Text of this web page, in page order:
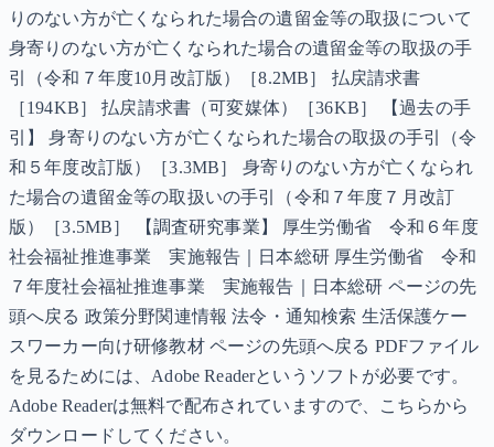
りのない方が亡くなられた場合の遺留金等の取扱について
身寄りのない方が亡くなられた場合の遺留金等の取扱の手
引（令和７年度10月改訂版）［8.2MB］ 払戻請求書
［194KB］ 払戻請求書（可変媒体）［36KB］ 【過去の手
引】 身寄りのない方が亡くなられた場合の取扱の手引（令
和５年度改訂版）［3.3MB］ 身寄りのない方が亡くなられ
た場合の遺留金等の取扱いの手引（令和７年度７月改訂
版）［3.5MB］ 【調査研究事業】 厚生労働省 令和６年度
社会福祉推進事業 実施報告｜日本総研 厚生労働省 令和
７年度社会福祉推進事業 実施報告｜日本総研 ページの先
頭へ戻る 政策分野関連情報 法令・通知検索 生活保護ケー
スワーカー向け研修教材 ページの先頭へ戻る PDFファイル
を見るためには、Adobe Readerというソフトが必要です。
Adobe Readerは無料で配布されていますので、こちらから
ダウンロードしてください。